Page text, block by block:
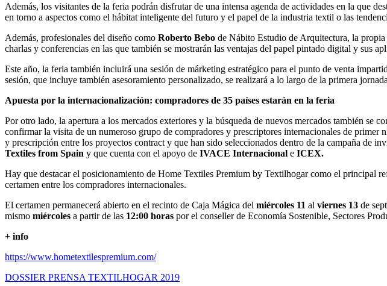
Además, los visitantes de la feria podrán disfrutar de una intensa agenda de actividades en la que
en torno a aspectos como el hábitat inteligente del futuro y el papel de la industria textil o las
Además, profesionales del diseño como Roberto Bebo de Nábito Estudio de Arquitectura, la
charlas y conferencias en las que también se mostrarán las ventajas del papel pintado digital y sus
Este año, la feria también incluirá una sesión de márketing estratégico para el punto de venta
sesión, que incluye también asesoramiento personalizado, se realizará a lo largo de la primera
Apuesta por la internacionalización: compradores de 35 países estarán en la feria
Por otro lado, la apertura a los mercados exteriores y la búsqueda de nuevos mercados también se
confirmar la visita de un numeroso grupo de compradores y prescriptores internacionales de primer
y prescripción entre los proyectos contract y que han sido seleccionados dentro de la campaña de
Textiles from Spain y que cuenta con el apoyo de IVACE Internacional e ICEX.
Hay que destacar el posicionamiento de Home Textiles Premium by Textilhogar como el principal
certamen entre los compradores internacionales.
El certamen permanecerá abierto en el recinto de Caja Mágica del miércoles 11 al viernes 13 de
mismo miércoles a partir de las 12:00 horas por el conseller de Economía Sostenible, Sectores
+ info
https://www.hometextilespremium.com/
DOSSIER PRENSA TEXTILHOGAR 2019